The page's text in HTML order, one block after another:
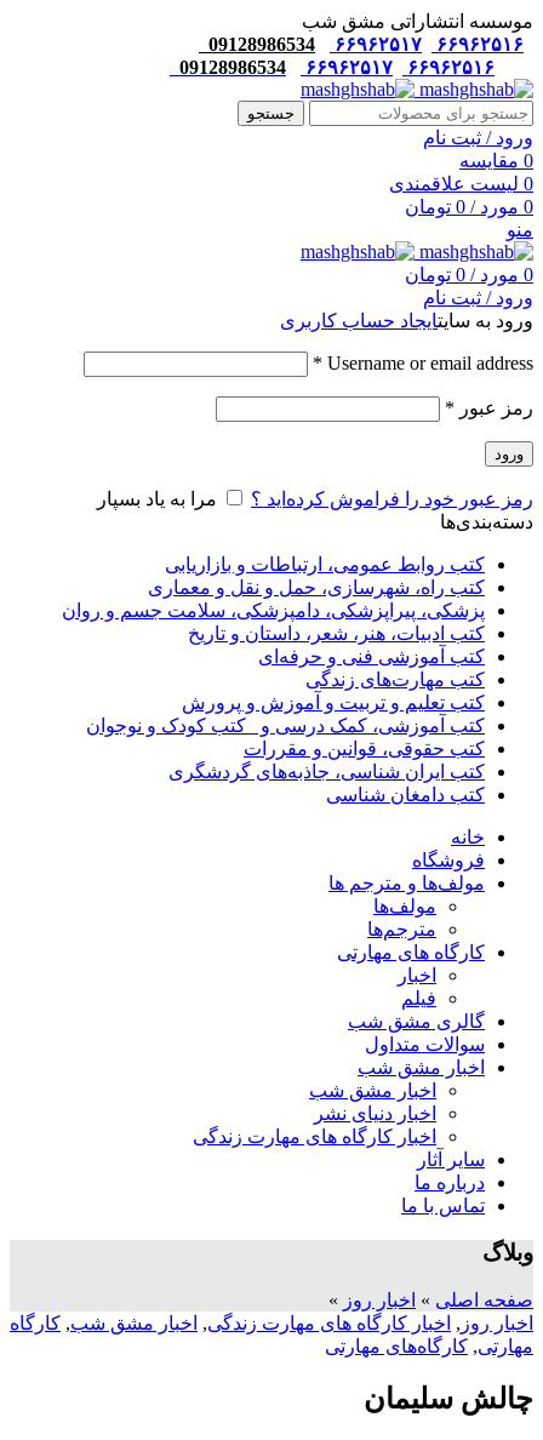
موسسه انتشاراتی مشق شب
۶۶۹۶۲۵۱۶
۶۶۹۶۲۵۱۷
09128986534
۶۶۹۶۲۵۱۶
۶۶۹۶۲۵۱۷ 09128986534
جستجو
ورود / ثبت نام
0 مقایسه
0 لیست علاقمندی
0 مورد /
0 تومان
منو
0 مورد /
0 تومان
ورود / ثبت نام
ورود به سایتایجاد حساب کاربری
Username or email address
*
رمز عبور *
ورود
رمز عبور خود را فراموش کرده‌اید ؟
مرا به یاد بسپار
دسته‌بندی‌ها
کتب روابط عمومی، ارتباطات و بازاریابی
کتب راه، شهرسازی، حمل و نقل و معماری
پزشکی، پیراپزشکی، دامپزشکی، سلامت جسم و روان
کتب ادبیات، هنر، شعر، داستان و تاریخ
کتب آموزشی فنی و حرفه‌ای
کتب مهارت‌های زندگی
کتب تعلیم و تربیت و آموزش و پرورش
کتب آموزشی، کمک درسی و _کتب کودک و نوجوان
کتب حقوقی، قوانین و مقررات
کتب ایران شناسی، جاذبه‌های گردشگری
کتب دامغان شناسی
خانه
فروشگاه
مولف‌ها و مترجم ها
مولف‌ها
مترجم‌ها
کارگاه های مهارتی
اخبار
فیلم
گالری مشق شب
سوالات متداول
اخبار مشق شب
اخبار مشق شب
اخبار دنیای نشر
اخبار کارگاه های مهارت زندگی
سایر آثار
درباره ما
تماس با ما
وبلاگ
صفحه اصلی » اخبار روز »
اخبار روز , اخبار کارگاه های مهارت زندگی, اخبار مشق شب, کارگاه
مهارتی, کارگاه‌های مهارتی
چالش سلیمان